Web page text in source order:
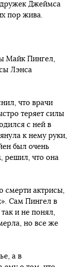
Джеймса
пор жива.
Майк Пингел,
Лэнса
что врачи
теряет силы
с ней в
к нему руки,
был очень
решил, что она
смерти актрисы,
Сам Пингел в
и не понял,
но все же
а в